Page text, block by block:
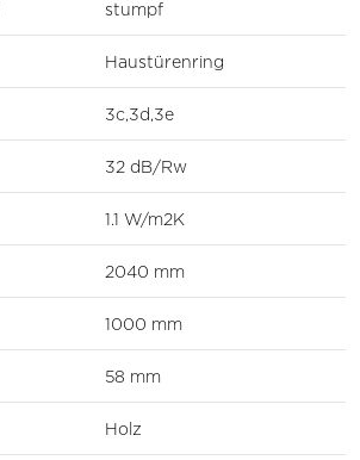
stumpf
Haustürenring
3c,3d,3e
32 dB/Rw
1.1 W/m2K
2040 mm
1000 mm
58 mm
Holz